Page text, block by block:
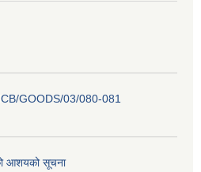
GOODS/03/080-081
आशयको सूचना